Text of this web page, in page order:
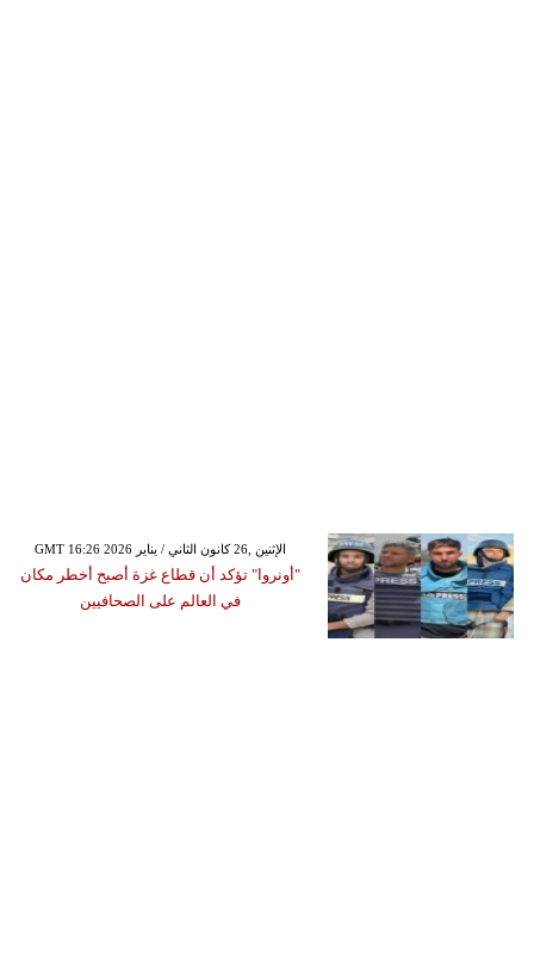
GMT 16:26 2026 الإثنين ,26 كانون الثاني / يناير
"أونروا" تؤكد أن قطاع غزة أصبح أخطر مكان
في العالم على الصحافيين